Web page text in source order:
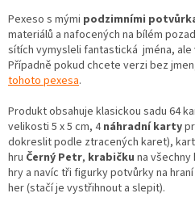
Pexeso s mými podzimními
materiálů a nafocených na bílém
sítích vymysleli fantastická jména,
Případně pokud chcete verzi bez
tohoto pexesa.
Produkt obsahuje klasickou sadu 64
velikosti 5 x 5 cm, 4náhradní karty
dokreslit podle ztracených karet),
hru Černý Petr, krabičku na všechny
hry a navíc tři figurky potvůrky na
her (stačí je vystřihnout a slepit).